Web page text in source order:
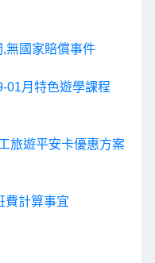
無國家賠償事件
01月特色遊學課程
旅遊平安卡優惠方案
費計算事宜